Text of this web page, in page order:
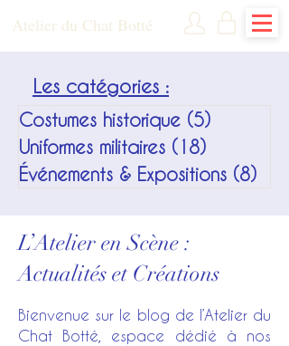
Atelier du Chat Botté
Les catégories :
Costumes historique (5)
Uniformes militaires (18)
Événements & Expositions (8)
L’Atelier en Scène :
Actualités et Créations
Bienvenue sur le blog de l’Atelier du
Chat Botté, espace dédié à nos